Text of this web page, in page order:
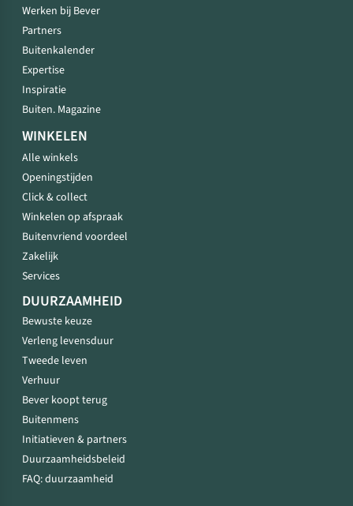
Werken bij Bever
Partners
Buitenkalender
Expertise
Inspiratie
Buiten. Magazine
WINKELEN
Alle winkels
Openingstijden
Click & collect
Winkelen op afspraak
Buitenvriend voordeel
Zakelijk
Services
DUURZAAMHEID
Bewuste keuze
Verleng levensduur
Tweede leven
Verhuur
Bever koopt terug
Buitenmens
Initiatieven & partners
Duurzaamheidsbeleid
FAQ: duurzaamheid